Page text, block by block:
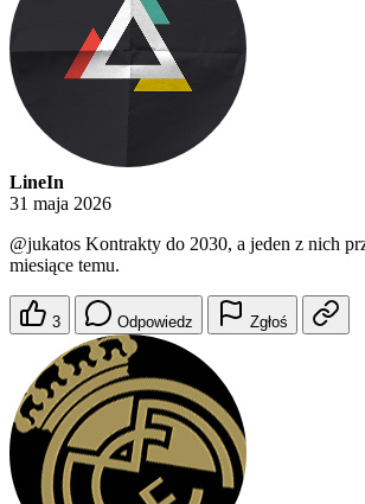
LineIn
31 maja 2026
@jukatos Kontrakty do 2030, a jeden z nich
miesiące temu.
3 Odpowiedz Zgłoś